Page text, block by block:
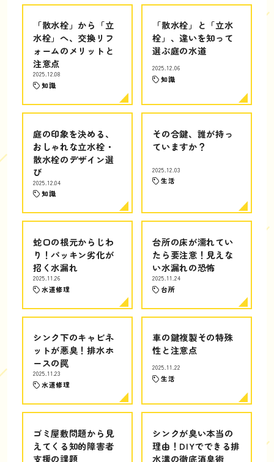
「散水栓」から「立
水栓」へ、交換リフ
ォームのメリットと
注意点
2025.12.08
知識
「散水栓」と「立水
栓」、違いを知って
選ぶ庭の水道
2025.12.06
知識
庭の印象を決める、
おしゃれな立水栓・
散水栓のデザイン選
び
2025.12.04
知識
その合鍵、誰が持っ
ていますか？
2025.12.03
生活
蛇口の根元からじわ
り！パッキン劣化が
招く水漏れ
2025.11.26
水道修理
台所の床が濡れてい
たら要注意！見えな
い水漏れの恐怖
2025.11.24
台所
シンク下のキャビネ
ットが悪臭！排水ホ
ースの罠
2025.11.23
水道修理
車の鍵複製その特殊
性と注意点
2025.11.22
生活
ゴミ屋敷問題から見
えてくる知的障害者
支援の課題
シンクが臭い本当の
理由！DIYでできる排
水溝の徹底消臭術